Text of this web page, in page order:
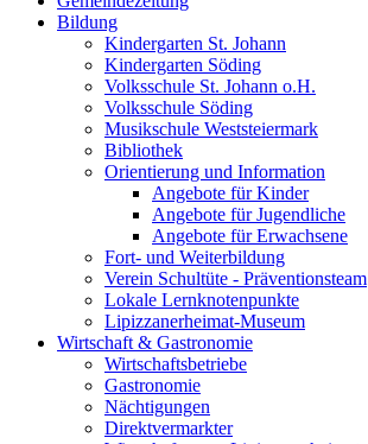
Bildung
Kindergarten St. Johann
Kindergarten Söding
Volksschule St. Johann o.H.
Volksschule Söding
Musikschule Weststeiermark
Bibliothek
Orientierung und Information
Angebote für Kinder
Angebote für Jugendliche
Angebote für Erwachsene
Fort- und Weiterbildung
Verein Schultüte - Präventionsteam
Lokale Lernknotenpunkte
Lipizzanerheimat-Museum
Wirtschaft & Gastronomie
Wirtschaftsbetriebe
Gastronomie
Nächtigungen
Direktvermarkter